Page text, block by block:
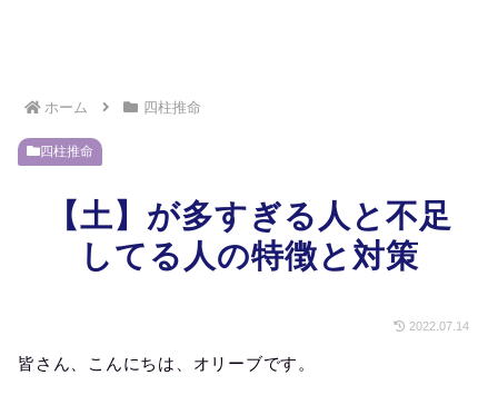
ホーム 四柱推命
四柱推命
【土】が多すぎる人と不足
してる人の特徴と対策
2022.07.14
皆さん、こんにちは、オリーブです。